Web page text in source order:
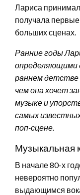
Лариса
получала
больших сценах.
Ранние годы
определяющими
раннем детстве
чем она хочет
музыке и
самых
поп-сцене.
Музыкальная
В начале 80-х
невероятно
выдающимся